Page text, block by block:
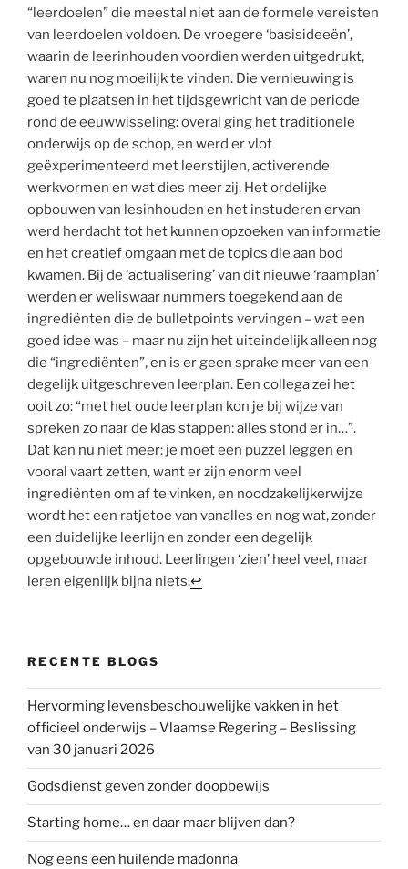
“leerdoelen” die meestal niet aan de formele vereisten
van leerdoelen voldoen. De vroegere ‘basisideeën’,
waarin de leerinhouden voordien werden uitgedrukt,
waren nu nog moeilijk te vinden. Die vernieuwing is
goed te plaatsen in het tijdsgewricht van de periode
rond de eeuwwisseling: overal ging het traditionele
onderwijs op de schop, en werd er vlot
geëxperimenteerd met leerstijlen, activerende
werkvormen en wat dies meer zij. Het ordelijke
opbouwen van lesinhouden en het instuderen ervan
werd herdacht tot het kunnen opzoeken van informatie
en het creatief omgaan met de topics die aan bod
kwamen. Bij de ‘actualisering’ van dit nieuwe ‘raamplan’
werden er weliswaar nummers toegekend aan de
ingrediënten die de bulletpoints vervingen – wat een
goed idee was – maar nu zijn het uiteindelijk alleen nog
die “ingrediënten”, en is er geen sprake meer van een
degelijk uitgeschreven leerplan. Een collega zei het
ooit zo: “met het oude leerplan kon je bij wijze van
spreken zo naar de klas stappen: alles stond er in…”.
Dat kan nu niet meer: je moet een puzzel leggen en
vooral vaart zetten, want er zijn enorm veel
ingrediënten om af te vinken, en noodzakelijkerwijze
wordt het een ratjetoe van vanalles en nog wat, zonder
een duidelijke leerlijn en zonder een degelijk
opgebouwde inhoud. Leerlingen ‘zien’ heel veel, maar
leren eigenlijk bijna niets.↩
RECENTE BLOGS
Hervorming levensbeschouwelijke vakken in het
officieel onderwijs – Vlaamse Regering – Beslissing
van 30 januari 2026
Godsdienst geven zonder doopbewijs
Starting home… en daar maar blijven dan?
Nog eens een huilende madonna